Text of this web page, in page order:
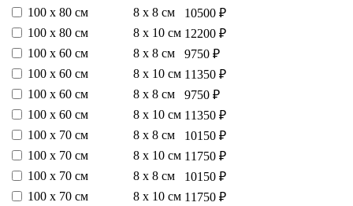
100 х 80 см
8 х 8 см
10500 ₽
100 х 80 см
8 х 10 см 12200 ₽
100 х 60 см
8 х 8 см
9750 ₽
100 х 60 см
8 х 10 см 11350 ₽
100 х 60 см
8 х 8 см
9750 ₽
100 х 60 см
8 х 10 см 11350 ₽
100 х 70 см
8 х 8 см
10150 ₽
100 х 70 см
8 х 10 см 11750 ₽
100 х 70 см
8 х 8 см
10150 ₽
100 х 70 см
8 х 10 см 11750 ₽